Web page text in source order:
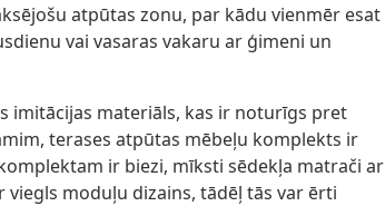
atpūtas zonu, par kādu vienmēr esat
vai vasaras vakaru ar ģimeni un
imitācijas materiāls, kas ir noturīgs pret
terases atpūtas mēbeļu komplekts ir
ir biezi, mīksti sēdekļa matrači ar
moduļu dizains, tādēļ tās var ērti